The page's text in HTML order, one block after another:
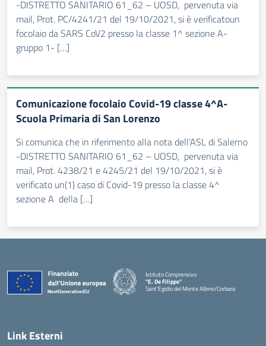
-DISTRETTO SANITARIO 61_62 – UOSD, pervenuta via
mail, Prot. PC/4241/21 del 19/10/2021, si è verificatoun
focolaio da SARS CoV2 presso la classe 1^ sezione A-
gruppo 1- […]
Comunicazione focolaio Covid-19 classe 4^A-
Scuola Primaria di San Lorenzo
Si comunica che in riferimento alla nota dell’ASL di Salerno
-DISTRETTO SANITARIO 61_62 – UOSD, pervenuta via
mail, Prot. 4238/21 e 4245/21 del 19/10/2021, si è
verificato un(1) caso di Covid-19 presso la classe 4^
sezione A della […]
Istituto Comprensivo
"E. De Filippo"
Sant'Egidio del Monte Albino/Corbara
Link Esterni